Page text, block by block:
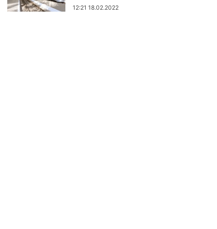
12:21 18.02.2022